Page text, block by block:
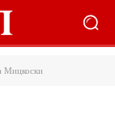
Мицкоски